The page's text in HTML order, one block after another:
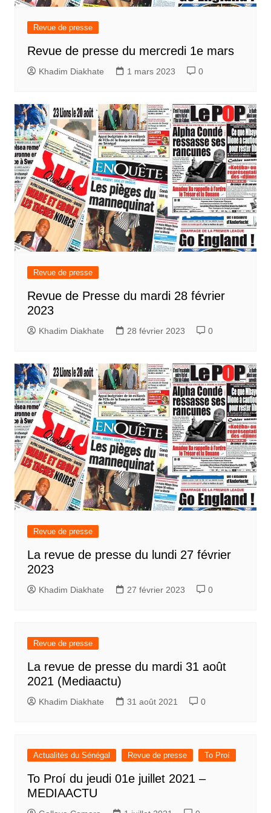
Revue de presse
Revue de presse du mercredi 1e mars
Khadim Diakhate 1 mars 2023 0
Revue de presse
Revue de Presse du mardi 28 février
2023
Khadim Diakhate 28 février 2023 0
Revue de presse
La revue de presse du lundi 27 février
2023
Khadim Diakhate 27 février 2023 0
Revue de presse
La revue de presse du mardi 31 août
2021 (Mediaactu)
Khadim Diakhate 31 août 2021 0
Actualités du Sénégal Revue de presse To Proí
To Proí du jeudi 01e juillet 2021 –
MEDIAACTU